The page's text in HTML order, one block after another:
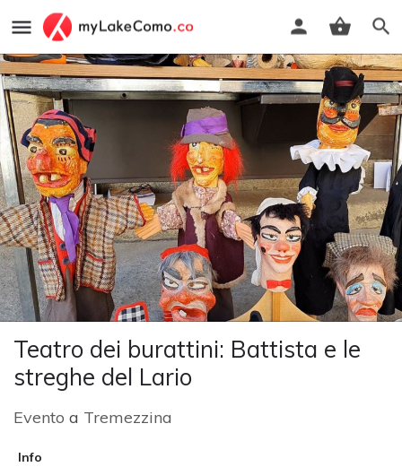
Teatro dei burattini: Battista e le
streghe del Lario
Evento a Tremezzina
Info